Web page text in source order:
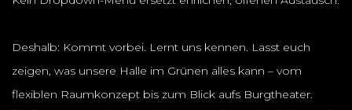
Deshalb: Kommt vorbei. Lernt uns kennen. Lasst euch
zeigen, was unsere Halle im Grünen alles kann – vom
flexiblen Raumkonzept bis zum Blick aufs Burgtheater.